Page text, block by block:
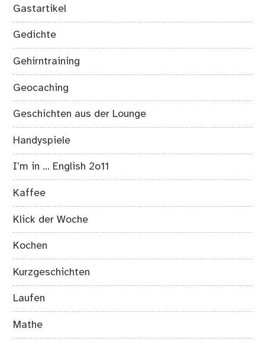
Gastartikel
Gedichte
Gehirntraining
Geocaching
Geschichten aus der Lounge
Handyspiele
I’m in … English 2o11
Kaffee
Klick der Woche
Kochen
Kurzgeschichten
Laufen
Mathe